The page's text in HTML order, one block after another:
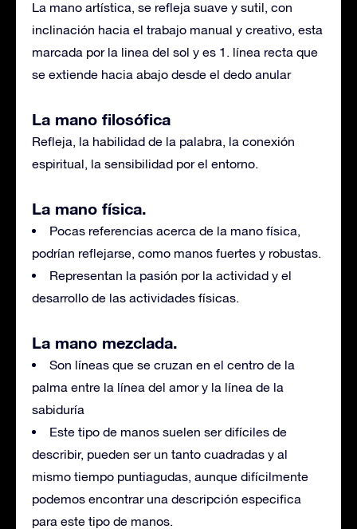
La mano artística, se refleja suave y sutil, con
inclinación hacia el trabajo manual y creativo, esta
marcada por la linea del sol y es 1. línea recta que
se extiende hacia abajo desde el dedo anular
La mano filosófica
Refleja, la habilidad de la palabra, la conexión
espiritual, la sensibilidad por el entorno.
La mano física.
Pocas referencias acerca de la mano física,
podrían reflejarse, como manos fuertes y robustas.
Representan la pasión por la actividad y el
desarrollo de las actividades físicas.
La mano mezclada.
Son líneas que se cruzan en el centro de la
palma entre la línea del amor y la línea de la
sabiduría
Este tipo de manos suelen ser difíciles de
describir, pueden ser un tanto cuadradas y al
mismo tiempo puntiagudas, aunque difícilmente
podemos encontrar una descripción especifica
para este tipo de manos.